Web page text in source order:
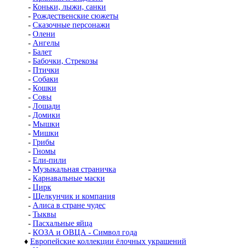
- Коньки, лыжи, санки
- Рождественские сюжеты
- Сказочные персонажи
- Олени
- Ангелы
- Балет
- Бабочки, Стрекозы
- Птички
- Собаки
- Кошки
- Совы
- Лошади
- Домики
- Мышки
- Мишки
- Грибы
- Гномы
- Ели-пили
- Музыкальная страничка
- Карнавальные маски
- Цирк
- Щелкунчик и компания
- Алиса в стране чудес
- Тыквы
- Пасхальные яйца
- КОЗА и ОВЦА - Символ года
♦ Европейские коллекции ёлочных украшений